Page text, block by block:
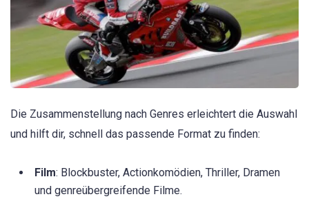
Die Zusammenstellung nach Genres erleichtert die Auswahl
und hilft dir, schnell das passende Format zu finden:
Film: Blockbuster, Actionkomödien, Thriller, Dramen
und genreübergreifende Filme.